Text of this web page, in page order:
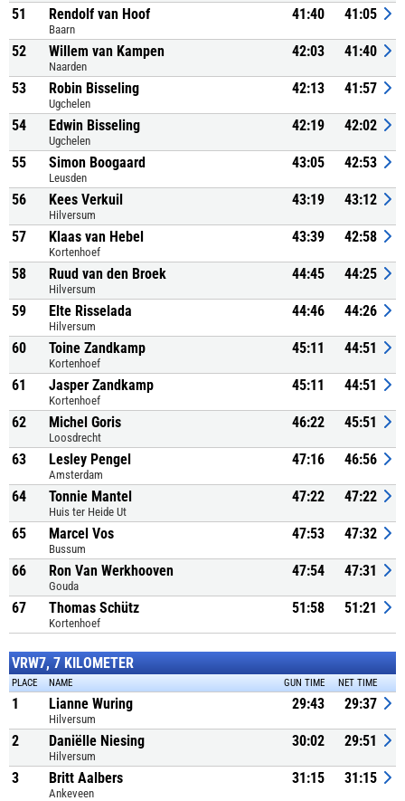
51 Rendolf van Hoof
Baarn
41:40 41:05
52 Willem van Kampen
Naarden
42:03 41:40
53 Robin Bisseling
Ugchelen
42:13 41:57
54 Edwin Bisseling
Ugchelen
42:19 42:02
55 Simon Boogaard
Leusden
43:05 42:53
56 Kees Verkuil
Hilversum
43:19 43:12
57 Klaas van Hebel
Kortenhoef
43:39 42:58
58 Ruud van den Broek
Hilversum
44:45 44:25
59 Elte Risselada
Hilversum
44:46 44:26
60 Toine Zandkamp
Kortenhoef
45:11 44:51
61 Jasper Zandkamp
Kortenhoef
45:11 44:51
62 Michel Goris
Loosdrecht
46:22 45:51
63 Lesley Pengel
Amsterdam
47:16 46:56
64 Tonnie Mantel
Huis ter Heide Ut
47:22 47:22
65 Marcel Vos
Bussum
47:53 47:32
66 Ron Van Werkhooven
Gouda
47:54 47:31
67 Thomas Schütz
Kortenhoef
51:58 51:21
VRW7, 7 KILOMETER
PLACE NAME GUN TIME NET TIME
1 Lianne Wuring
Hilversum
29:43 29:37
2 Daniëlle Niesing
Hilversum
30:02 29:51
3 Britt Aalbers
Ankeveen
31:15 31:15